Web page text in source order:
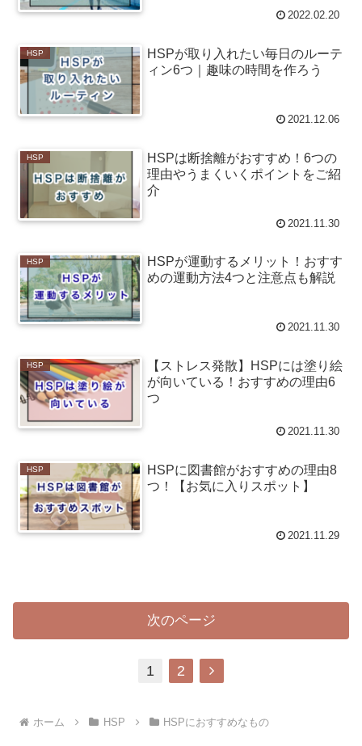
2022.02.20
HSP
HSPが取り入れたい毎日のルーテ
ィン6つ｜趣味の時間を作ろう
2021.12.06
HSP
HSPは断捨離がおすすめ！6つの
理由やうまくいくポイントをご紹
介
2021.11.30
HSP
HSPが運動するメリット！おすす
めの運動方法4つと注意点も解説
2021.11.30
HSP
【ストレス発散】HSPには塗り絵
が向いている！おすすめの理由6
つ
2021.11.30
HSP
HSPに図書館がおすすめの理由8
つ！【お気に入りスポット】
2021.11.29
次のページ
1 2
次
ホーム HSP HSPにおすすめなもの